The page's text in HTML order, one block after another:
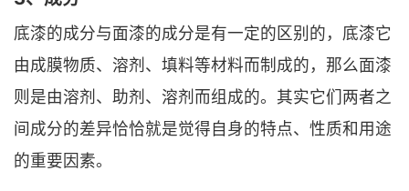
底漆的成分与面漆的成分是有一定的区别的，底漆它
由成膜物质、溶剂、填料等材料而制成的，那么面漆
则是由溶剂、助剂、溶剂而组成的。其实它们两者之
间成分的差异恰恰就是觉得自身的特点、性质和用途
的重要因素。